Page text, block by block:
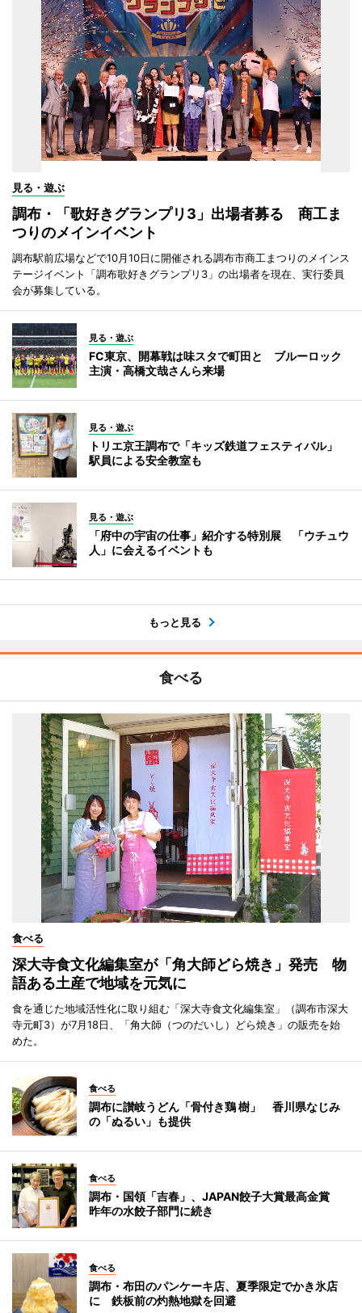
見る・遊ぶ
調布・「歌好きグランプリ3」出場者募る 商工ま
つりのメインイベント
調布駅前広場などで10月10日に開催される調布市商工まつりのメインス
テージイベント「調布歌好きグランプリ3」の出場者を現在、実行委員
会が募集している。
見る・遊ぶ
FC東京、開幕戦は味スタで町田と ブルーロック
主演・高橋文哉さんら来場
見る・遊ぶ
トリエ京王調布で「キッズ鉄道フェスティバル」
駅員による安全教室も
見る・遊ぶ
「府中の宇宙の仕事」紹介する特別展 「ウチュウ
人」に会えるイベントも
もっと見る
食べる
食べる
深大寺食文化編集室が「角大師どら焼き」発売 物
語ある土産で地域を元気に
食を通じた地域活性化に取り組む「深大寺食文化編集室」（調布市深大
寺元町3）が7月18日、「角大師（つのだいし）どら焼き」の販売を始
めた。
食べる
調布に讃岐うどん「骨付き鶏 樹」 香川県なじみ
の「ぬるい」も提供
食べる
調布・国領「吉春」、JAPAN餃子大賞最高金賞
昨年の水餃子部門に続き
食べる
調布・布田のパンケーキ店、夏季限定でかき氷店
に 鉄板前の灼熱地獄を回避